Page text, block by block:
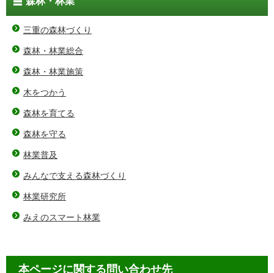
三重の森林づくり
森林・林業総合
森林・林業施策
木をつかう
森林を育てる
森林を守る
林業普及
みんなで支える森林づくり
林業研究所
みえのスマート林業
本ページに関する問い合わせ先